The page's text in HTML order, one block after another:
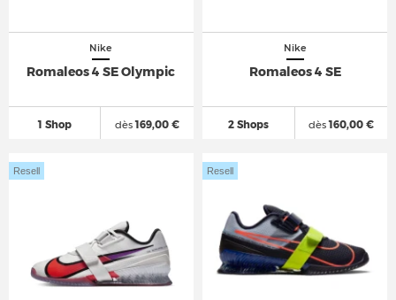
Nike
Romaleos 4 SE Olympic
1 Shop dès169,00 €
Nike
Romaleos 4 SE
2 Shops dès160,00 €
Resell Resell